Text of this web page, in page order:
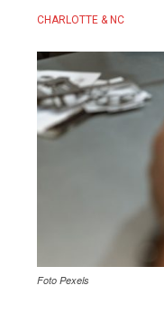
CHARLOTTE & NC
Foto Pexels